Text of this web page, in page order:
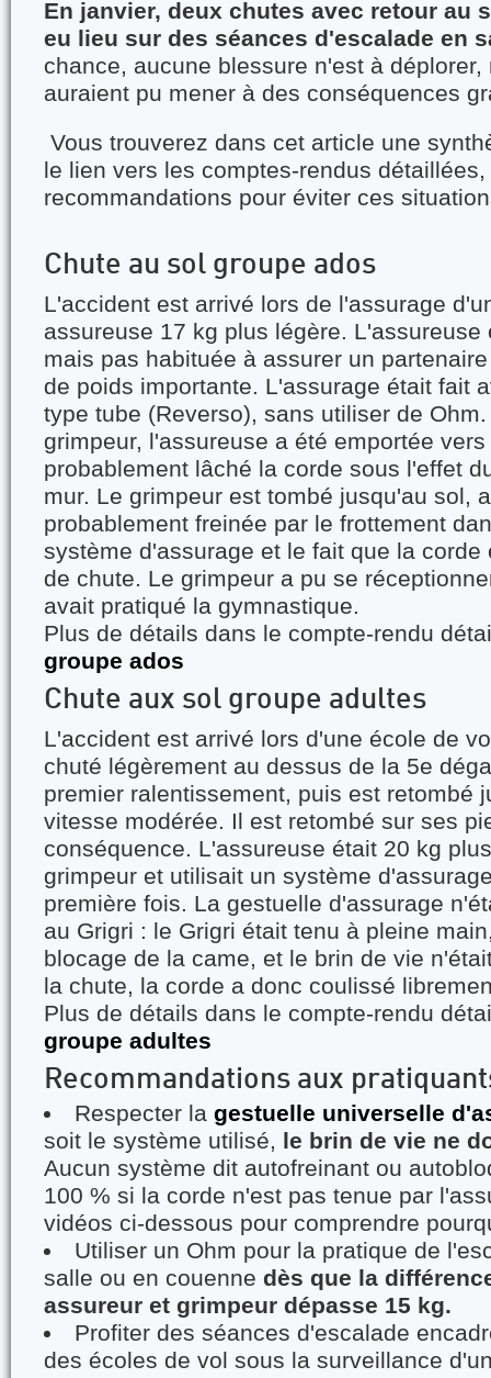
En janvier, deux chutes avec retour au
eu lieu sur des séances d'escalade en
chance, aucune blessure n'est à
auraient pu mener à des conséquences
Vous trouverez dans cet article une
le lien vers les comptes-rendus
recommandations pour éviter ces
Chute au sol groupe ados
L'accident est arrivé lors de l'assurage
assureuse 17 kg plus légère. L'assureuse
mais pas habituée à assurer un
de poids importante. L'assurage était fait
type tube (Reverso), sans utiliser de
grimpeur, l'assureuse a été emportée
probablement lâché la corde sous l'effet
mur. Le grimpeur est tombé jusqu'au sol,
probablement freinée par le frottement
système d'assurage et le fait que la corde
de chute. Le grimpeur a pu se
avait pratiqué la gymnastique.
Plus de détails dans le compte-rendu
groupe ados
Chute aux sol groupe adultes
L'accident est arrivé lors d'une école de
chuté légèrement au dessus de la 5e
premier ralentissement, puis est retombé
vitesse modérée. Il est retombé sur ses
conséquence. L'assureuse était 20 kg
grimpeur et utilisait un système
première fois. La gestuelle d'assurage
au Grigri : le Grigri était tenu à pleine
blocage de la came, et le brin de vie
la chute, la corde a donc coulissé
Plus de détails dans le compte-rendu
groupe adultes
Recommandations aux
Respecter lagestuelle universelle
soit le système utilisé, le brin de vie ne
Aucun système dit autofreinant ou
100 % si la corde n'est pas tenue par
vidéos ci-dessous pour comprendre
Utiliser un Ohm pour la pratique de
salle ou en couenne dès que la
assureur et grimpeur dépasse 15 kg.
Profiter des séances d'escalade
des écoles de vol sous la surveillance